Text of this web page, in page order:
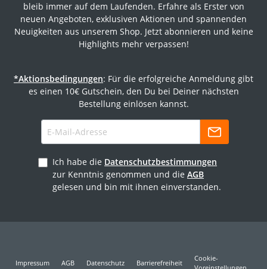
bleib immer auf dem Laufenden. Erfahre als Erster von
neuen Angeboten, exklusiven Aktionen und spannenden
Neuigkeiten aus unserem Shop. Jetzt abonnieren und keine
Highlights mehr verpassen!
*Aktionsbedingungen: Für die erfolgreiche Anmeldung gibt
es einen 10€ Gutschein, den Du bei Deiner nächsten
Bestellung einlösen kannst.
Ich habe die Datenschutzbestimmungen
zur Kenntnis genommen und die AGB
gelesen und bin mit ihnen einverstanden.
Impressum AGB Datenschutz Barrierefreiheit
Cookie-